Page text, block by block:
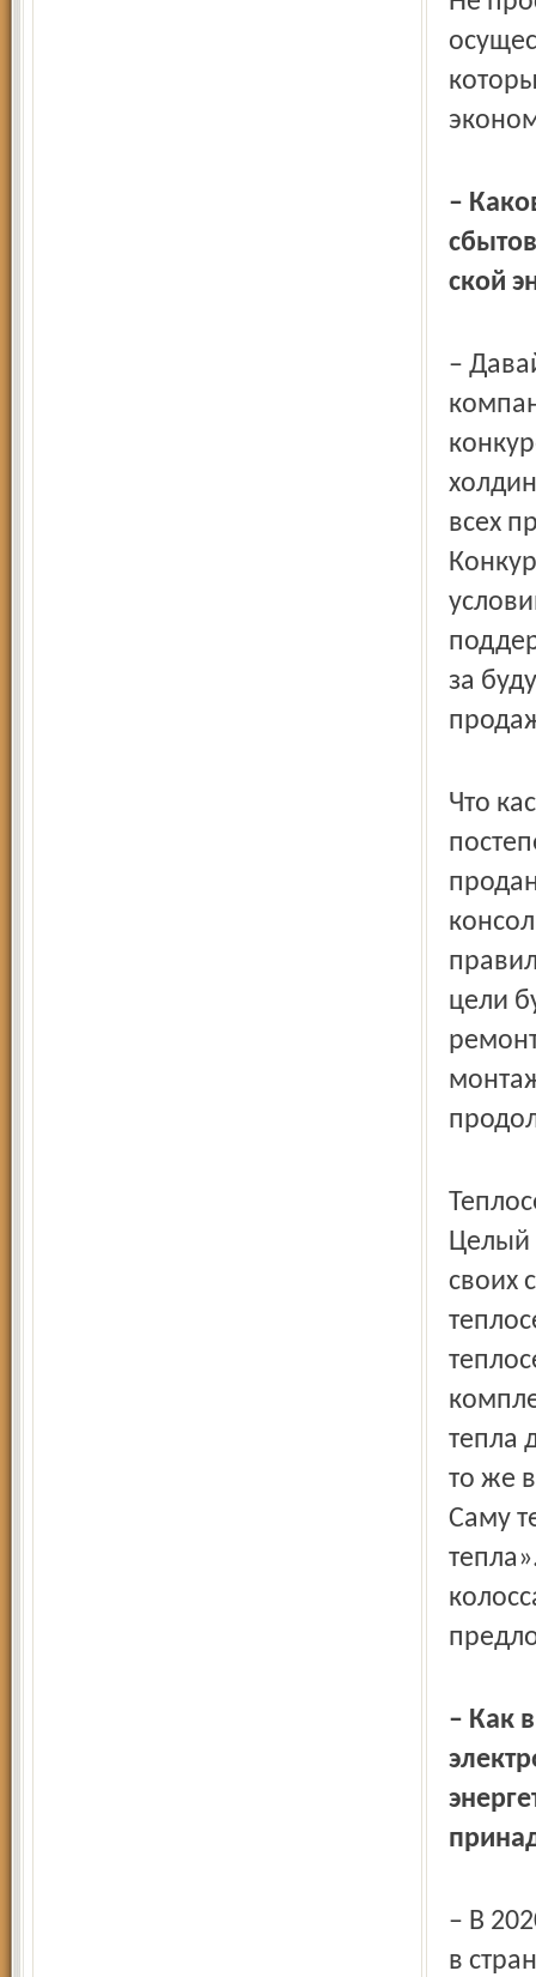
–
ской
–
всех
за
Что
цели
Целый
своих
тепла
то же
Саму
– Как
– В
в